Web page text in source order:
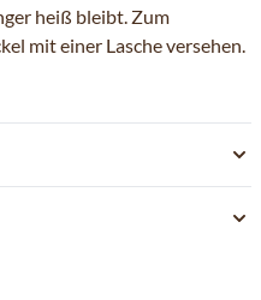
heiß bleibt. Zum
mit einer Lasche versehen.